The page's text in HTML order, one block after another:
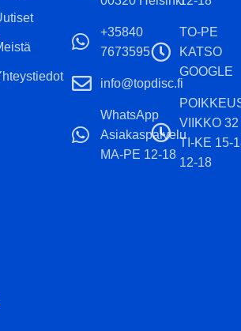
+35840
7673595
info@topdisc.fi
WhatsApp
Asiakaspalvelu
MA-PE 12-18
TO-PE
KATSO
GOOGLE
VIIKKO 32
TI-KE 15-
12-18